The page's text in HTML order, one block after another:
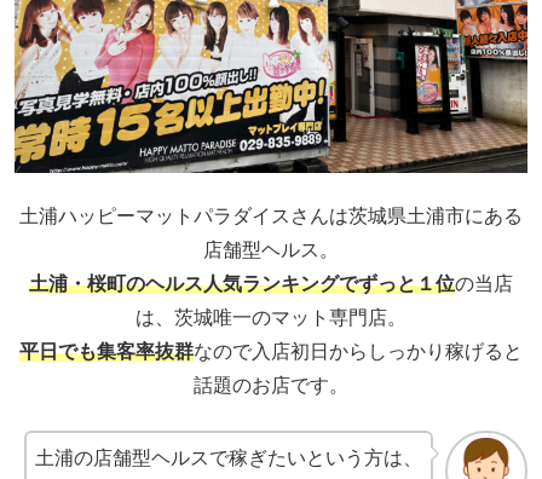
土浦ハッピーマットパラダイスさんは茨城県土浦市にある
店舗型ヘルス。
土浦・桜町のヘルス人気ランキングでずっと１位の当店
は、茨城唯一のマット専門店。
平日でも集客率抜群なので入店初日からしっかり稼げると
話題のお店です。
土浦の店舗型ヘルスで稼ぎたいという方は、